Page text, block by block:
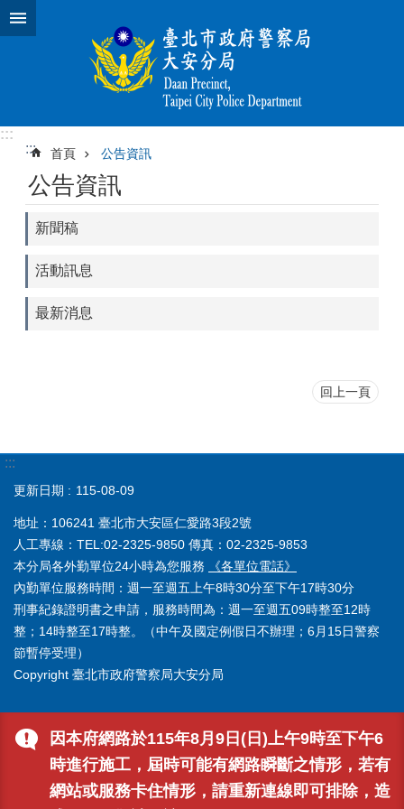
跳到主要內容區塊
:::
因本府網路於115年8月9日(日)上午9時至下午6
時進行施工，屆時可能有網路瞬斷之情形，若有
網站或服務卡住情形，請重新連線即可排除，造
::: 首頁 公告資訊
公告資訊
新聞稿
活動訊息
最新消息
回上一頁
:::
更新日期 115-08-09
地址：106241 臺北市大安區仁愛路3段2號
人工專線：TEL:02-2325-9850 傳真：02-2325-9853
本分局各外勤單位24小時為您服務
《各單位電話》
內勤單位服務時間：週一至週五上午8時30分至下午17時30分
刑事紀錄證明書之申請，服務時間為：週一至週五09時整至12時
整；14時整至17時整。（中午及國定例假日不辦理；6月15日警察
節暫停受理）
Copyright 臺北市政府警察局大安分局